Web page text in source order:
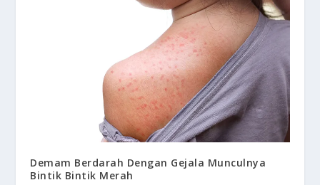
Demam Berdarah Dengan Gejala Munculnya
Bintik Bintik Merah